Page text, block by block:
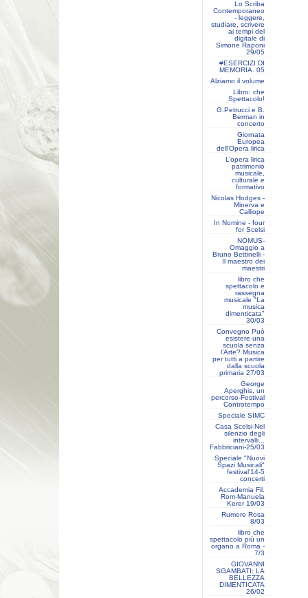
Lo Scriba
Contemporaneo
- leggere,
studiare, scrivere
ai tempi del
digitale di
Simone Raponi
29/05
#ESERCIZI DI
MEMORIA. 05
Alziamo il volume
Libro: che
Spettacolo!
G.Petrucci e B.
Berman in
concerto
Giornata
Europea
dell'Opera lirica
L’opera lirica
patrimonio
musicale,
culturale e
formativo
Nicolas Hodges -
Minerva e
Calliope
In Nomine - four
for Scelsi
NOMUS-
Omaggio a
Bruno Bettinelli -
Il maestro dei
maestri
libro che
spettacolo e
rassegna
musicale "La
musica
dimenticata"
30/03
Convegno Può
esistere una
scuola senza
l’Arte? Musica
per tutti a partire
dalla scuola
primaria 27/03
George
Aperghis, un
percorso-Festival
Controtempo
Speciale SIMC
Casa Scelsi-Nel
silenzio degli
intervalli...
Fabbriciani-25/03
Speciale "Nuovi
Spazi Musicali"
festival'14-5
concerti
Accademia Fil.
Rom-Manuela
Kerer 19/03
Rumore Rosa
8/03
libro che
spettacolo più un
organo a Roma -
7/3
GIOVANNI
SGAMBATI: LA
BELLEZZA
DIMENTICATA
26/02